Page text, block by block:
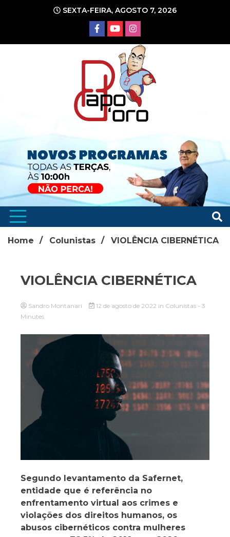
conteúdo
SEXTA-FEIRA, AGOSTO 7, 2026
Home Colunistas VIOLÊNCIA CIBERNÉTICA
VIOLÊNCIA CIBERNÉTICA
Sandro Montanari 12 de agosto de 2022 in Colunistas - 3
Minutes
Segundo levantamento da Safernet,
entidade que é referência no
enfrentamento virtual aos crimes e
violações dos direitos humanos, os
abusos cibernéticos contra mulheres